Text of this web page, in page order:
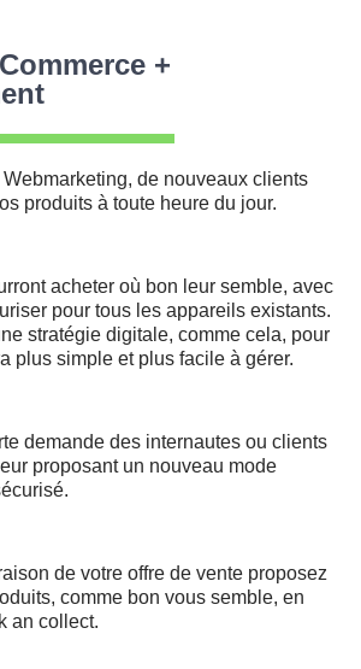
+
de nouveaux clients
produits à toute heure du jour.
acheter où bon leur semble, avec
pour tous les appareils existants.
stratégie digitale, comme cela, pour
plus simple et plus facile à gérer.
demande des internautes ou clients
proposant un nouveau mode
de votre offre de vente proposez
comme bon vous semble, en
an collect.